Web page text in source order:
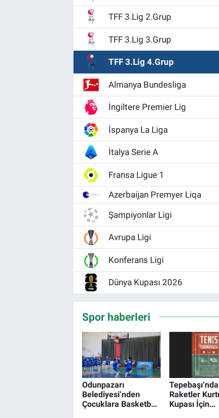
TFF 3.Lig 2.Grup
TFF 3.Lig 3.Grup
TFF 3.Lig 4.Grup
Almanya Bundesliga
İngiltere Premier Lig
İspanya La Liga
İtalya Serie A
Fransa Ligue 1
Azerbaijan Premyer Liqa
Şampiyonlar Ligi
Avrupa Ligi
Konferans Ligi
Dünya Kupası 2026
Spor haberleri
Odunpazarı
Belediyesi’nden
Çocuklara Basketbol
Tepebaşı’nda
Raketler
Kupası İçin